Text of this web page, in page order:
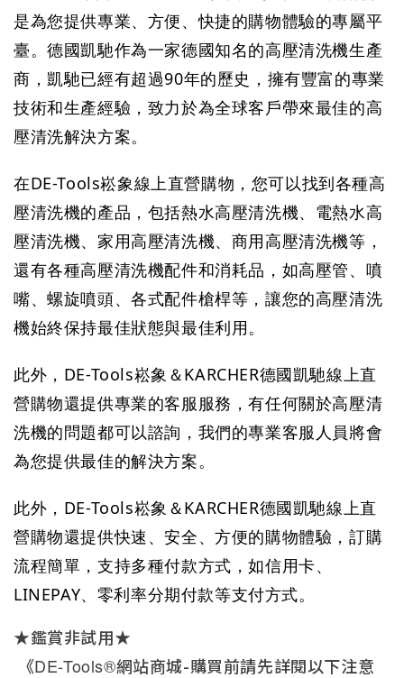
是為您提供專業、方便、快捷的購物體驗的專屬平
臺。德國凱馳作為一家德國知名的高壓清洗機生產
商，凱馳已經有超過90年的歷史，擁有豐富的專業
技術和生產經驗，致力於為全球客戶帶來最佳的高
壓清洗解決方案。
在DE-Tools崧象線上直營購物，您可以找到各種高
壓清洗機的產品，包括熱水高壓清洗機、電熱水高
壓清洗機、家用高壓清洗機、商用高壓清洗機等，
還有各種高壓清洗機配件和消耗品，如高壓管、噴
嘴、螺旋噴頭、各式配件槍桿等，讓您的高壓清洗
機始終保持最佳狀態與最佳利用。
此外， DE-Tools崧象＆KARCHER德國凱馳線上直
營購物還提供專業的客服服務，有任何關於高壓清
洗機的問題都可以諮詢，我們的專業客服人員將會
為您提供最佳的解決方案。
此外， DE-Tools崧象＆KARCHER德國凱馳線上直
營購物還提供快速、安全、方便的購物體驗，訂購
流程簡單，支持多種付款方式，如信用卡、
LINEPAY、零利率分期付款等支付方式。
★鑑賞非試用★
《DE-Tools®網站商城-購買前請先詳閱以下注意